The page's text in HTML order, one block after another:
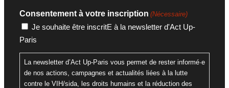
Consentement à votre inscription (Nécessaire)
Je souhaite être inscritE à la newsletter d'Act Up-
Paris
La newsletter d’Act Up-Paris vous permet de rester informé·e
de nos actions, campagnes et actualités liées à la lutte
contre le VIH/sida, les droits humains et la réduction des